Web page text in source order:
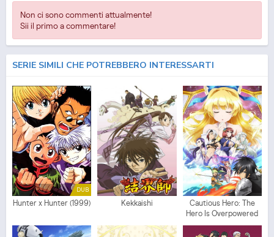
Non ci sono commenti attualmente!
Sii il primo a commentare!
SERIE SIMILI CHE POTREBBERO INTERESSARTI
DUB
Hunter x Hunter (1999) Kekkaishi
Cautious Hero: The
Hero Is Overpowered
but Overly Cautious